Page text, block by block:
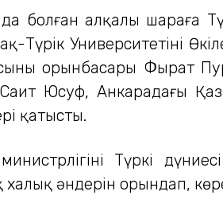
болған алқалы шараға
Университетінің
орынбасары Фырат
Юсуф, Анкарадағы
қатысты.
Түркі
xалық әндерін орындап,